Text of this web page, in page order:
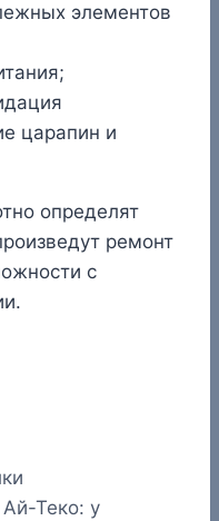
элементов
царапин и
определят
ремонт
с
Теко: у